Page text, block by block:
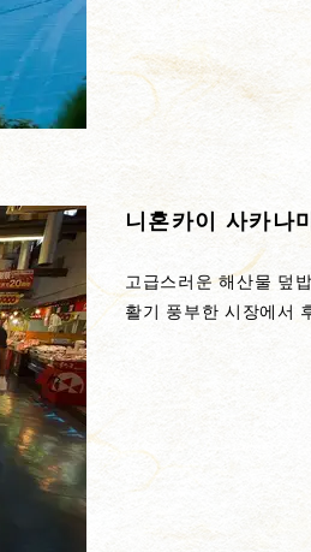
니혼카이 사카나
고급스러운 해산물 덮
활기 풍부한 시장에서